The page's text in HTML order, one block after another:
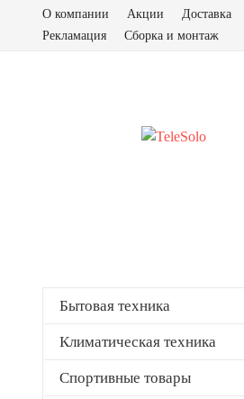
О компании Акции Доставка
Рекламация
Сборка и монтаж
Бытовая техника
Климатическая техника
Спортивные товары